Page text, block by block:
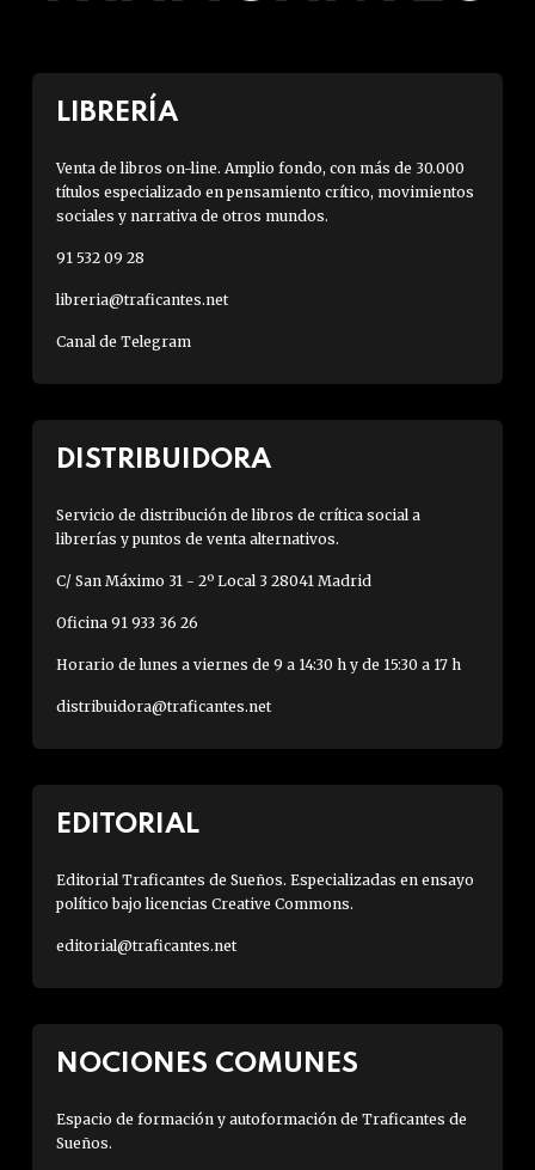
LIBRERÍA
Venta de libros on-line. Amplio fondo, con más de 30.000
títulos especializado en pensamiento crítico, movimientos
sociales y narrativa de otros mundos.
91 532 09 28
libreria@traficantes.net
Canal de Telegram
DISTRIBUIDORA
Servicio de distribución de libros de crítica social a
librerías y puntos de venta alternativos.
C/ San Máximo 31 - 2º Local 3 28041 Madrid
Oficina 91 933 36 26
Horario de lunes a viernes de 9 a 14:30 h y de 15:30 a 17 h
distribuidora@traficantes.net
EDITORIAL
Editorial Traficantes de Sueños. Especializadas en ensayo
político bajo licencias Creative Commons.
editorial@traficantes.net
NOCIONES COMUNES
Espacio de formación y autoformación de Traficantes de
Sueños.